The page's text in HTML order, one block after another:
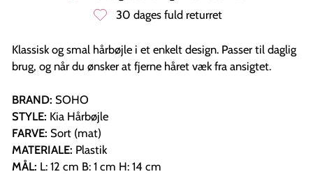
30 dages fuld returret
Klassisk og smal hårbøjle i et enkelt design. Passer til daglig
brug, og når du ønsker at fjerne håret væk fra ansigtet.
BRAND: SOHO
STYLE: Kia Hårbøjle
FARVE: Sort (mat)
MATERIALE: Plastik
MÅL: L: 12 cm B: 1 cm H: 14 cm